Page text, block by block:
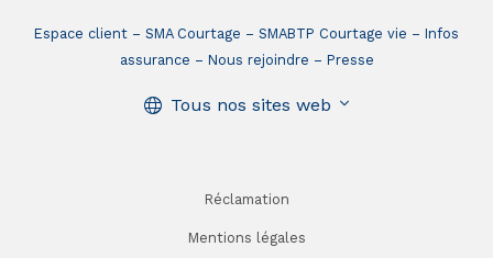
Espace client SMA Courtage SMABTP Courtage vie
Infos
assurance
Nous rejoindre Presse
Tous nos sites web
Réclamation
Mentions légales